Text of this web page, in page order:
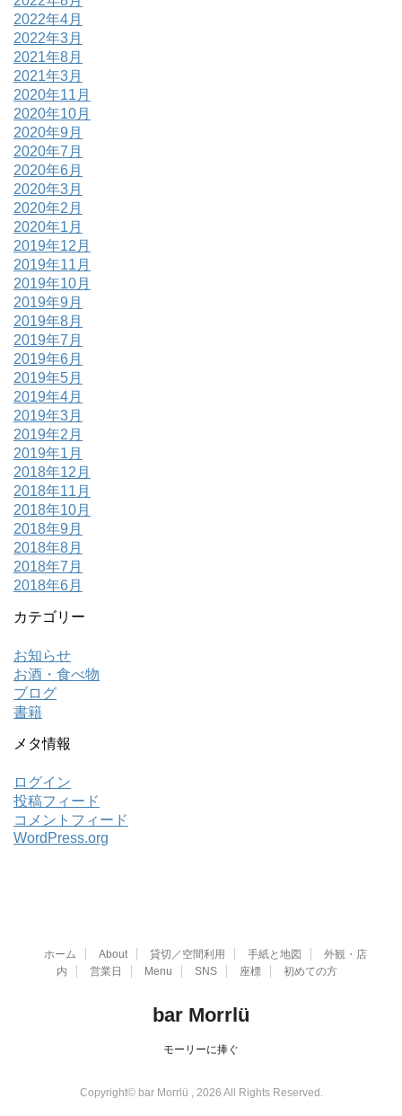
2022年4月
2022年3月
2021年8月
2021年3月
2020年11月
2020年10月
2020年9月
2020年7月
2020年6月
2020年3月
2020年2月
2020年1月
2019年12月
2019年11月
2019年10月
2019年9月
2019年8月
2019年7月
2019年6月
2019年5月
2019年4月
2019年3月
2019年2月
2019年1月
2018年12月
2018年11月
2018年10月
2018年9月
2018年8月
2018年7月
2018年6月
カテゴリー
お知らせ
お酒・食べ物
ブログ
書籍
メタ情報
ログイン
投稿フィード
コメントフィード
WordPress.org
ホーム About 貸切／空間利用 手紙と地図
外観・店
内
営業日 Menu SNS 座標 初めての方
bar Morrlü
モーリーに捧ぐ
Copyright© bar Morrlü , 2026 All Rights Reserved.